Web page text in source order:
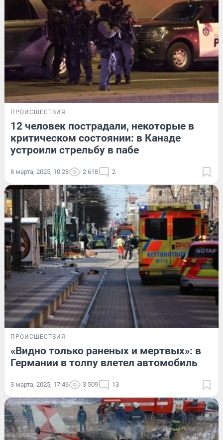
ПРОИСШЕСТВИЯ
12 человек пострадали, некоторые в
критическом состоянии: в Канаде
устроили стрельбу в пабе
8 марта, 2025, 10:28 2 618 2
ПРОИСШЕСТВИЯ
«Видно только раненых и мертвых»: в
Германии в толпу влетел автомобиль
3 марта, 2025, 17:46 3 509 13